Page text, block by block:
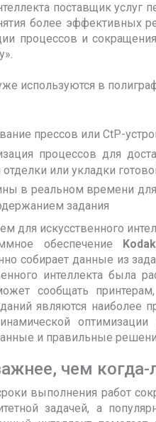
поставщик услуг
более эффективных
процессов и
используются в
прессов или CtP-
процессов для
или укладки
в реальном времени
задания
искусственного
обеспечение
собирает данные из
интеллекта
сообщать
являются
и правильные
чем когда-
выполнения работ
задачей, а